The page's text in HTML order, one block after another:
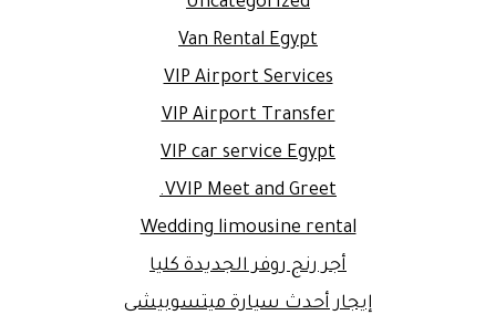
Van Rental Egypt
VIP Airport Services
VIP Airport Transfer
VIP car service Egypt
VVIP Meet and Greet.
Wedding limousine rental
أجر رنج روفر الجديدة كليا
إيجار أحدث سيارة ميتسوبيشى